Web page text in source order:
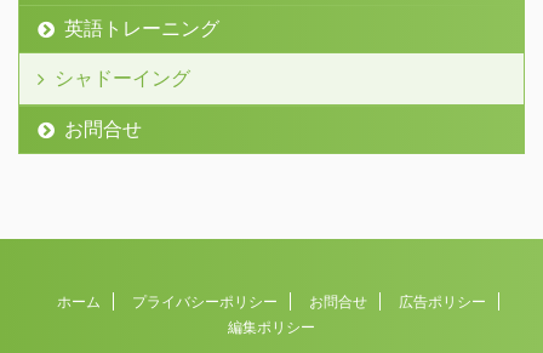
英語トレーニング
シャドーイング
お問合せ
ホーム プライバシーポリシー お問合せ
広告ポリシー
編集ポリシー